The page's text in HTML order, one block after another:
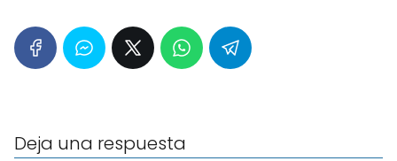
Deja una respuesta